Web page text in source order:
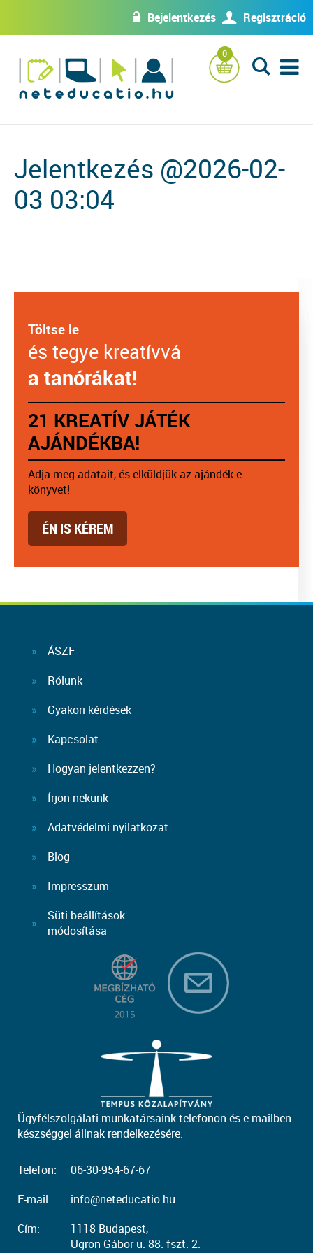
w Bejelentkezés U Regisztráció
0
L
Jelentkezés @2026-02-
03 03:04
Töltse le
és tegye kreatívvá
a tanórákat!
21 KREATÍV JÁTÉK
AJÁNDÉKBA!
Adja meg adatait, és elküldjük az ajándék e-
könyvet!
ÉN IS KÉREM
ÁSZF
Rólunk
Gyakori kérdések
Kapcsolat
Hogyan jelentkezzen?
Írjon nekünk
Adatvédelmi nyilatkozat
Blog
Impresszum
Süti beállítások
módosítása
Ügyfélszolgálati munkatársaink telefonon és e-mailben
készséggel állnak rendelkezésére.
Telefon:
06-30-954-67-67
E-mail:
info@neteducatio.hu
Cím:
1118 Budapest,
Ugron Gábor u. 88. fszt. 2.